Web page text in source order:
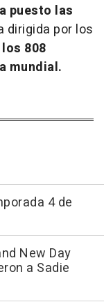
puesto las
dirigida por los
808
mundial.
4 de
New Day
a Sadie